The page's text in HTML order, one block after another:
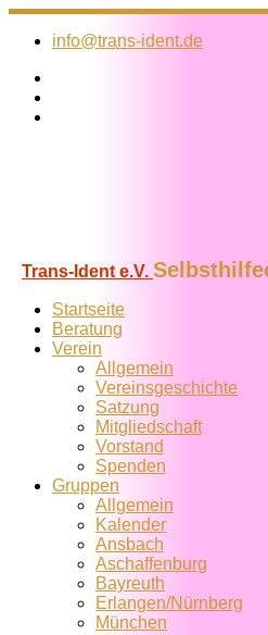
Zum
Inhalt
info@trans-ident.de
Trans-Ident e.V.
Startseite
Beratung
Verein
Allgemein
Vereins­geschichte
Satzung
Mitglied­schaft
Vorstand
Spenden
Gruppen
Allgemein
Kalender
Ansbach
Aschaffenburg
Bayreuth
Erlangen/Nürnberg
München